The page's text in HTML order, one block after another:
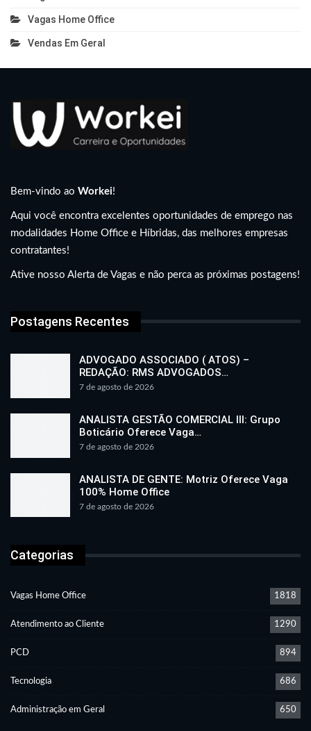
Vagas Home Office
Vendas Em Geral
Bem-vindo ao Workei!
Aqui você encontra excelentes oportunidades de emprego nas
modalidades Home Office e Híbridas, das melhores empresas
contratantes!
Ative nosso Alerta de Vagas e não perca as próximas postagens!
Postagens Recentes
ADVOGADO ASSOCIADO ( ATOS) –
REDAÇÃO: RMS ADVOGADOS…
7 de agosto de 2026
ANALISTA GESTÃO COMERCIAL III: Grupo
Boticário Oferece Vaga…
7 de agosto de 2026
ANALISTA DE GENTE: Motriz Oferece Vaga
100% Home Office
7 de agosto de 2026
Categorias
Vagas Home Office 1818
Atendimento ao Cliente 1290
PCD 894
Tecnologia 686
Administração em Geral 650